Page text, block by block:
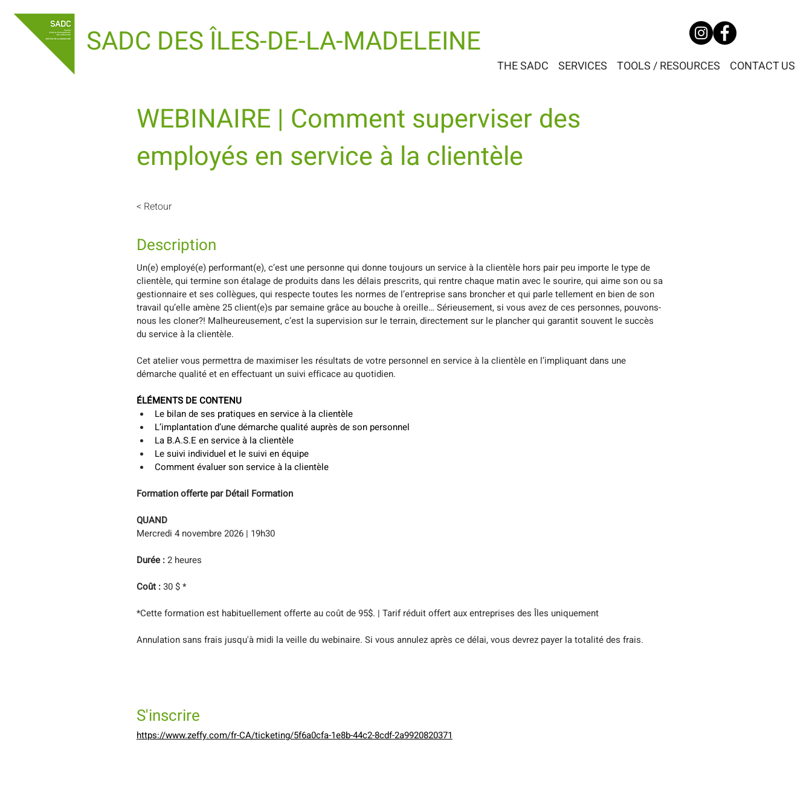
SADC DES ÎLES-DE-LA-MADELEINE
THE SADC SERVICES TOOLS / RESOURCES CONTACT US
WEBINAIRE | Comment superviser des
employés en service à la clientèle
< Retour
Description
Un(e) employé(e) performant(e), c’est une personne qui donne toujours un service à la clientèle hors pair peu importe le type de
clientèle, qui termine son étalage de produits dans les délais prescrits, qui rentre chaque matin avec le sourire, qui aime son ou sa
gestionnaire et ses collègues, qui respecte toutes les normes de l’entreprise sans broncher et qui parle tellement en bien de son
travail qu’elle amène 25 client(e)s par semaine grâce au bouche à oreille… Sérieusement, si vous avez de ces personnes, pouvons-
nous les cloner?! Malheureusement, c’est la supervision sur le terrain, directement sur le plancher qui garantit souvent le succès
du service à la clientèle.
Cet atelier vous permettra de maximiser les résultats de votre personnel en service à la clientèle en l’impliquant dans une
démarche qualité et en effectuant un suivi efficace au quotidien.
ÉLÉMENTS DE CONTENU
Le bilan de ses pratiques en service à la clientèle
L’implantation d’une démarche qualité auprès de son personnel
La B.A.S.E en service à la clientèle
Le suivi individuel et le suivi en équipe
Comment évaluer son service à la clientèle
Formation offerte par Détail Formation
QUAND
Mercredi 4 novembre 2026 | 19h30
Durée : 2 heures
Coût : 30 $ *
*Cette formation est habituellement offerte au coût de 95$. | Tarif réduit offert aux entreprises des Îles uniquement
Annulation sans frais jusqu'à midi la veille du webinaire. Si vous annulez après ce délai, vous devrez payer la totalité des frais.
S'inscrire
https://www.zeffy.com/fr-CA/ticketing/5f6a0cfa-1e8b-44c2-8cdf-2a9920820371